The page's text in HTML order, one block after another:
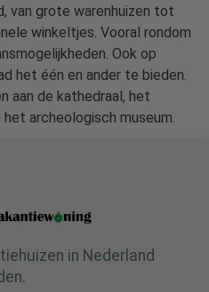
van grote warenhuizen tot
winkeltjes. Vooral rondom
Ook op
het één en ander te bieden.
aan de kathedraal, het
archeologisch museum.
in Nederland